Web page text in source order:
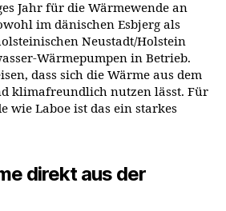
Jahr für die Wärmewende an
im dänischen Esbjerg als
Neustadt/Holstein
in Betrieb.
dass sich die Wärme aus dem
klimafreundlich nutzen lässt. Für
wie Laboe ist das ein starkes
direkt aus der